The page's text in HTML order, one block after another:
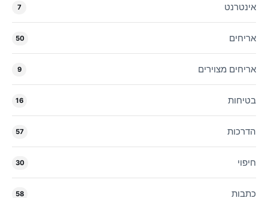
אינטרנט 7
אריחים 50
אריחים מצוירים 9
בטיחות 16
הדרכות 57
חיפוי 30
כתבות 58